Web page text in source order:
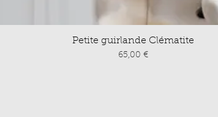
Petite guirlande Clématite
Prix
65,00 €